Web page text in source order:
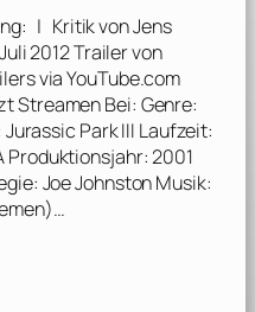
| Kritik von Jens
2012 Trailer von
via YouTube.com
Streamen Bei: Genre:
Park III Laufzeit:
Produktionsjahr: 2001
Joe Johnston Musik: